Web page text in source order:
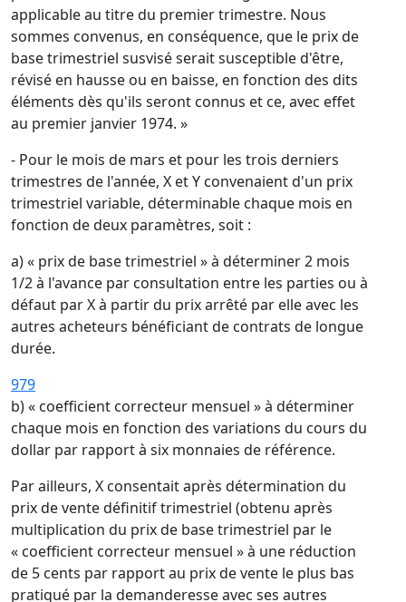
applicable au titre du premier trimestre. Nous
sommes convenus, en conséquence, que le prix de
base trimestriel susvisé serait susceptible d'être,
révisé en hausse ou en baisse, en fonction des dits
éléments dès qu'ils seront connus et ce, avec effet
au premier janvier 1974. »
- Pour le mois de mars et pour les trois derniers
trimestres de l'année, X et Y convenaient d'un prix
trimestriel variable, déterminable chaque mois en
fonction de deux paramètres, soit :
a) « prix de base trimestriel » à déterminer 2 mois
1/2 à l'avance par consultation entre les parties ou à
défaut par X à partir du prix arrêté par elle avec les
autres acheteurs bénéficiant de contrats de longue
durée.
979
b) « coefficient correcteur mensuel » à déterminer
chaque mois en fonction des variations du cours du
dollar par rapport à six monnaies de référence.
Par ailleurs, X consentait après détermination du
prix de vente définitif trimestriel (obtenu après
multiplication du prix de base trimestriel par le
« coefficient correcteur mensuel » à une réduction
de 5 cents par rapport au prix de vente le plus bas
pratiqué par la demanderesse avec ses autres